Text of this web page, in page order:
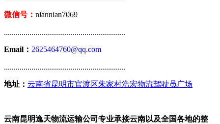
微信号： niannian7069
..............................................................
Email： 2625464760@qq.com
..............................................................
地址： 云南省昆明市官渡区朱家村浩宏物流驾驶员广场
云南昆明逸天物流运输公司专业承接云南以及全国各地的整